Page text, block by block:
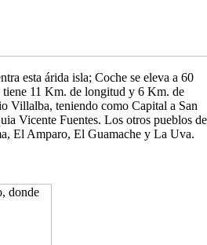
esta árida isla; Coche se eleva a 60
tiene 11 Km. de longitud y 6 Km. de
Villalba, teniendo como Capital a San
Vicente Fuentes. Los otros pueblos de
El Amparo, El Guamache y La Uva.